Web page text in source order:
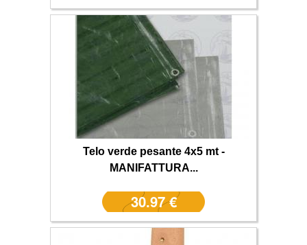
Telo verde pesante 4x5 mt -
MANIFATTURA...
30.97 €